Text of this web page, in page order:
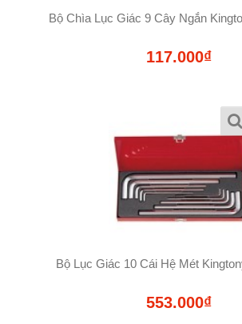
Bộ Chìa Lục Giác 9 Cây Ngắn
117.000₫
Bộ Lục Giác 10 Cái Hệ Mét
553.000₫